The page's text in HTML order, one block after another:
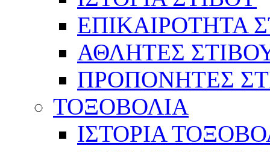
ΕΠΙΚΑΙΡΟΤΗΤΑ
ΑΘΛΗΤΕΣ
ΠΡΟΠΟΝΗΤΕΣ
ΤΟΞΟΒΟΛΙΑ
ΙΣΤΟΡΙΑ